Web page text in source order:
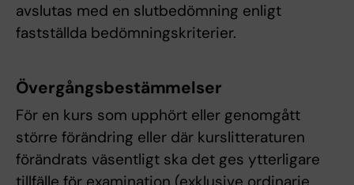
avslutas med en slutbedömning enligt
fastställda bedömningskriterier.
Övergångsbestämmelser
För en kurs som upphört eller genomgått
större förändring eller där kurslitteraturen
förändrats väsentligt ska det ges ytterligare